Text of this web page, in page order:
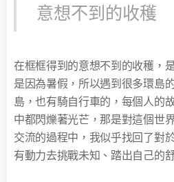
意想不到的收穫
在框框得到的意想不到的收穫，
是因為暑假，所以遇到很多環島
島，也有騎自行車的，每個人的
中都閃爍著光芒，那是對這個世
交流的過程中，我似乎找回了對
有動力去挑戰未知、踏出自己的